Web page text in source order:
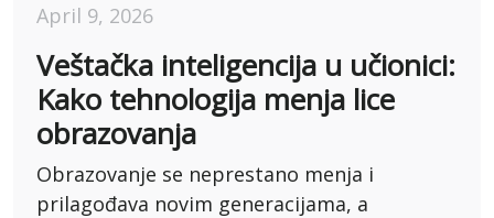
April 9, 2026
Veštačka inteligencija u učionici:
Kako tehnologija menja lice
obrazovanja
Obrazovanje se neprestano menja i
prilagođava novim generacijama, a